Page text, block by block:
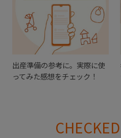
出産準備の参考に。実際に使
ってみた感想をチェック！